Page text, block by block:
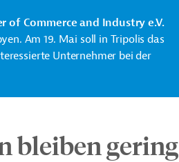
of Commerce and Industry e.V.
Am 19. Mai soll in Tripolis das
Unternehmer bei der
bleiben gering